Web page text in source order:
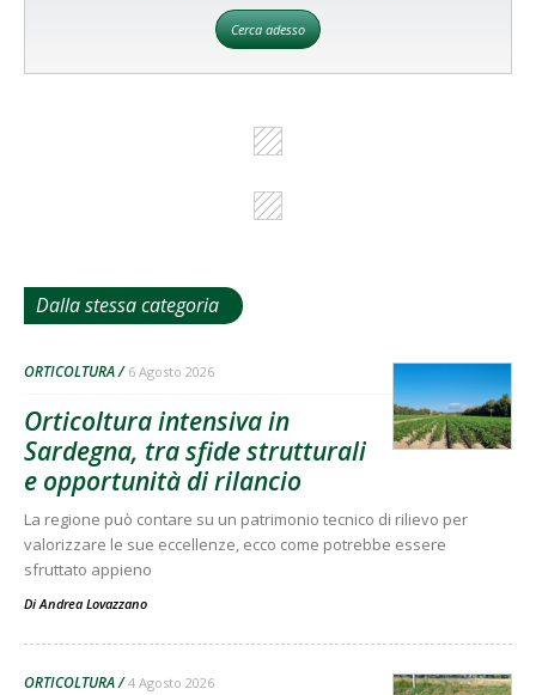
Cerca adesso
Dalla stessa categoria
ORTICOLTURA 6 Agosto 2026
Orticoltura intensiva in
Sardegna, tra sfide strutturali
e opportunità di rilancio
La regione può contare su un patrimonio tecnico di rilievo per
valorizzare le sue eccellenze, ecco come potrebbe essere
sfruttato appieno
DiAndrea Lovazzano
ORTICOLTURA 4 Agosto 2026